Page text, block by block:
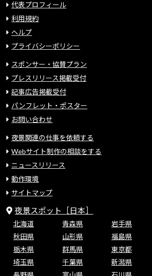
代表プロフィール
利用規約
ヘルプ
プライバシーポリシー
スポンサー・協賛プラン
プレスリリース掲載受付
記事広告掲載受付
パンフレット・ポスター
お問い合わせ
夜景関連の仕事を依頼する
Webサイト制作の相談をする
ニュースリリース
動作環境
サイトマップ
夜景スポット［日本］
北海道 青森県 岩手県
秋田県
山形県 福島県
栃木県
群馬県 東京都
埼玉県
千葉県 新潟県